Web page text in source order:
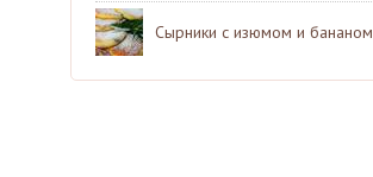
Сырники с изюмом и бананом